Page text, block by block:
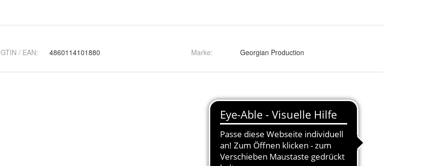
GTIN / EAN: 4860114101880 Marke: Georgian Production